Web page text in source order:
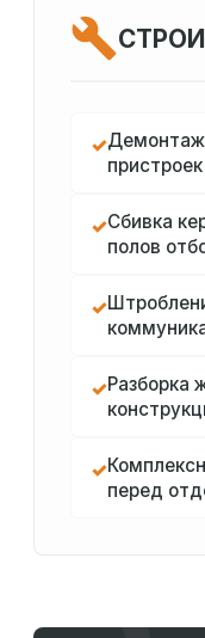
✓Демонтаж
✓Сбивка
полов
✓
✓Разборка
✓
перед